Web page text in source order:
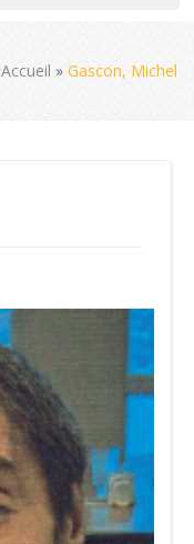
Accueil » Gascon, Michel